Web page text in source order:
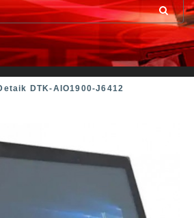
DTK-AIO1900-J6412